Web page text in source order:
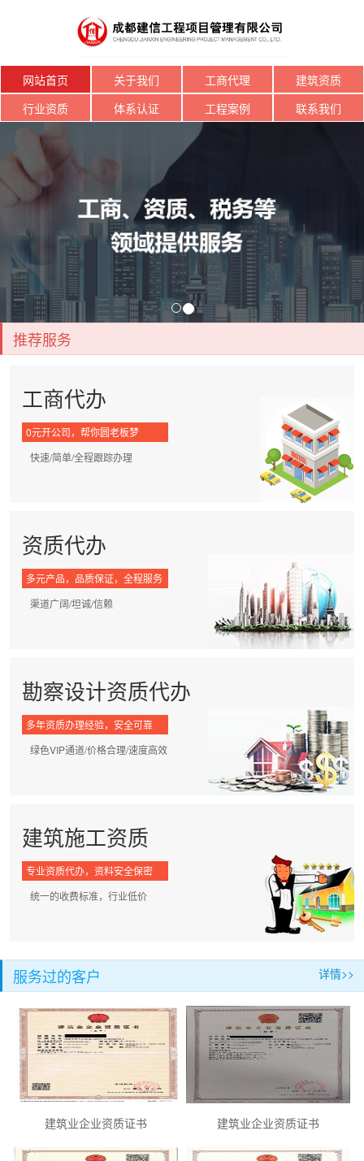
网站首页 关于我们 工商代理
建筑资质
行业资质
体系认证 工程案例 联系我们
推荐服务
工商代办
0元开公司，帮你圆老板梦
快速/简单/全程跟踪办理
资质代办
多元产品，品质保证，全程服务
渠道广阔/坦诚/信赖
勘察设计资质代办
多年资质办理经验，安全可靠
绿色VIP通道/价格合理/速度高效
建筑施工资质
专业资质代办，资料安全保密
统一的收费标准，行业低价
服务过的客户 详情>>
建筑业企业资质证书 建筑业企业资质证书